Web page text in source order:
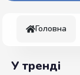
Головна
У тренді